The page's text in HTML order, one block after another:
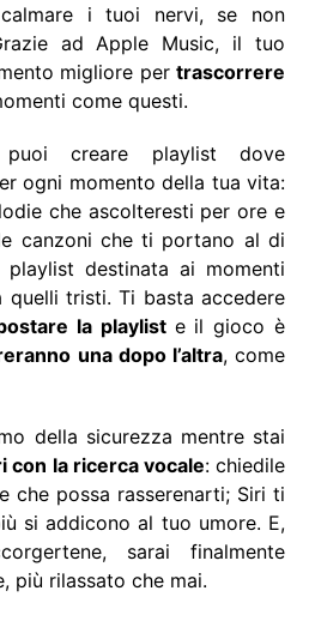
i tuoi nervi, se non
ad Apple Music, il tuo
migliore per trascorrere
come questi.
creare playlist dove
ogni momento della tua vita:
che ascolteresti per ore e
canzoni che ti portano al di
destinata ai momenti
tristi. Ti basta accedere
la playlist e il gioco è
una dopo l’altra, come
della sicurezza mentre stai
con la ricerca vocale: chiedile
che possa rasserenarti; Siri ti
si addicono al tuo umore. E,
sarai finalmente
più rilassato che mai.